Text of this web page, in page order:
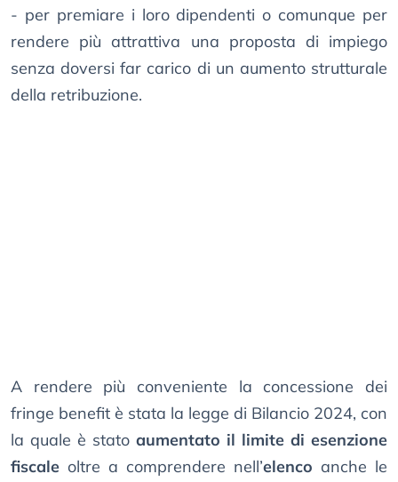
- per premiare i loro dipendenti o comunque per
rendere più attrattiva una proposta di impiego
senza doversi far carico di un aumento strutturale
della retribuzione.
A rendere più conveniente la concessione dei
fringe benefit è stata la legge di Bilancio 2024, con
la quale è stato aumentato il limite di esenzione
fiscale oltre a comprendere nell’elenco anche le